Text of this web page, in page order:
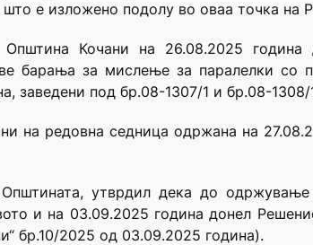
што е изложено подолу во оваа точка на
Општина Кочани на 26.08.2025
барања за мислење за паралелки
заведени под бр.08-1307/1 и бр.08-1308/
на редовна седница одржана на
Општината, утврдил дека до
и на 03.09.2025 година донел
бр.10/2025 од 03.09.2025 година).